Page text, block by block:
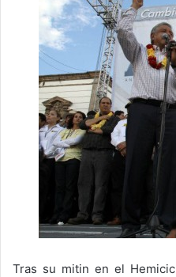
Tras su mitin en el